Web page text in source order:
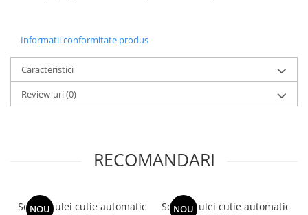
Informatii conformitate produs
Caracteristici
Review-uri(0)
RECOMANDARI
NOU
Schimb ulei cutie automatic
NOU
Schimb ulei cutie automatic